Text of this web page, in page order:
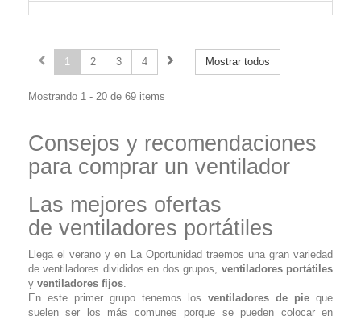
Mostrar todos
1 2 3 4
Mostrando 1 - 20 de 69 items
Consejos y recomendaciones
para comprar un ventilador
Las mejores ofertas
de ventiladores portátiles
Llega el verano y en La Oportunidad traemos una gran variedad
de ventiladores divididos en dos grupos, ventiladores portátiles
y ventiladores fijos.
En este primer grupo tenemos losventiladores de pie que
suelen ser los más comunes porque se pueden colocar en